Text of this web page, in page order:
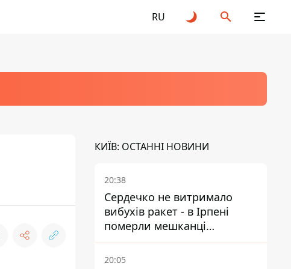
RU
КИЇВ: ОСТАННІ НОВИНИ
20:38
Сердечко не витримало
вибухів ракет - в Ірпені
померли мешканці
притулку для собак з
інвалідністю
20:05